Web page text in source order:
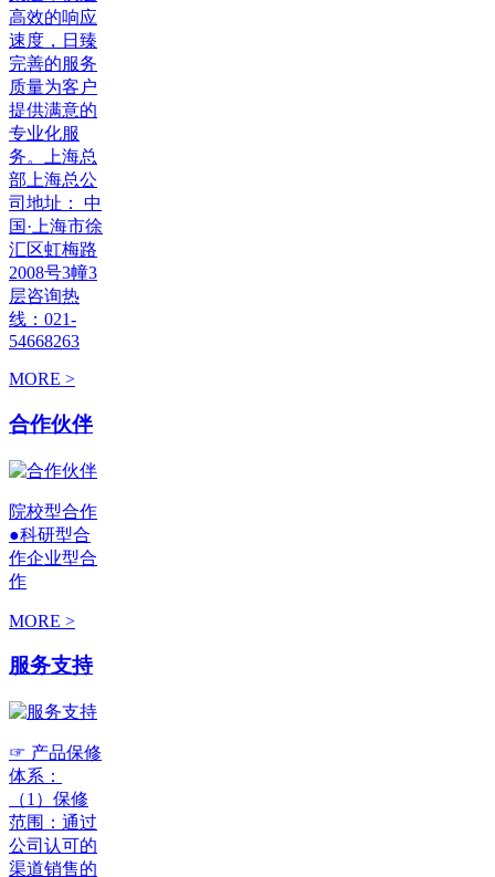
高效的响应
速度，日臻
完善的服务
质量为客户
提供满意的
专业化服
务。上海总
部上海总公
司地址： 中
国·上海市徐
汇区虹梅路
2008号3幢3
层咨询热
线：021-
54668263
MORE >
合作伙伴
院校型合作
●科研型合
作企业型合
作
MORE >
服务支持
☞ 产品保修
体系：
（1）保修
范围：通过
公司认可的
渠道销售的